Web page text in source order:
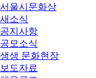
서울시문화상
새소식
공지사항
공모소식
생생 문화현장
보도자료